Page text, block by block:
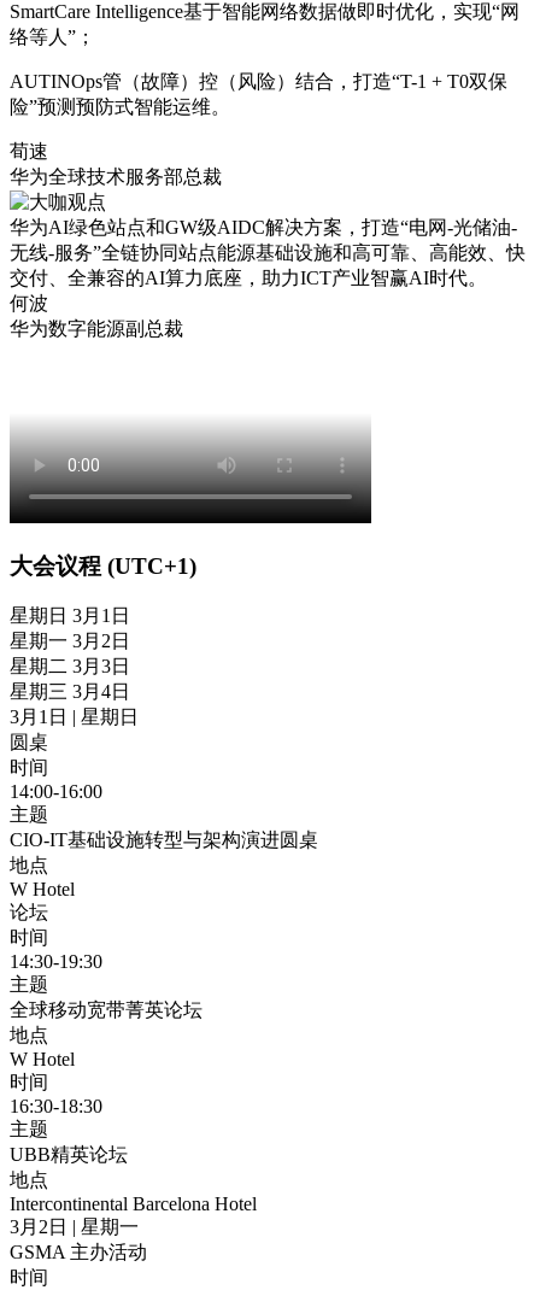
SmartCare Intelligence基于智能网络数据做即时优化，实现“网
络等人”；
AUTINOps管（故障）控（风险）结合，打造“T-1 + T0双保
险”预测预防式智能运维。
荀速
华为全球技术服务部总裁
华为AI绿色站点和GW级AIDC解决方案，打造“电网-光储油-
无线-服务”全链协同站点能源基础设施和高可靠、高能效、快
交付、全兼容的AI算力底座，助力ICT产业智赢AI时代。
何波
华为数字能源副总裁
大会议程 (UTC+1)
星期日 3月1日
星期一 3月2日
星期二 3月3日
星期三 3月4日
3月1日 | 星期日
圆桌
时间
14:00-16:00
主题
CIO-IT基础设施转型与架构演进圆桌
地点
W Hotel
论坛
时间
14:30-19:30
主题
全球移动宽带菁英论坛
地点
W Hotel
时间
16:30-18:30
主题
UBB精英论坛
地点
Intercontinental Barcelona Hotel
3月2日 | 星期一
GSMA 主办活动
时间